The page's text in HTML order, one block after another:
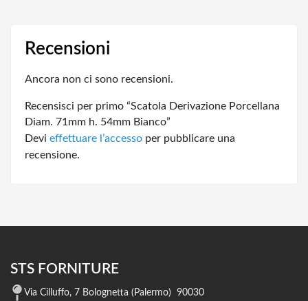
Recensioni
Ancora non ci sono recensioni.
Recensisci per primo “Scatola Derivazione Porcellana
Diam. 71mm h. 54mm Bianco”
Devi effettuare l’accesso per pubblicare una
recensione.
STS FORNITURE
Via Cilluffo, 7 Bolognetta (Palermo) 90030